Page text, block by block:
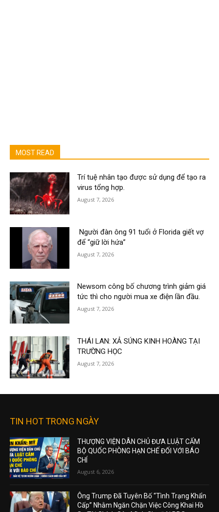
MOST READ
Trí tuệ nhân tạo được sử dụng để tạo ra
virus tổng hợp.
August 7, 2026
Người đàn ông 91 tuổi ở Florida giết vợ
để “giữ lời hứa”
August 7, 2026
Newsom công bố chương trình giảm giá
tức thì cho người mua xe điện lần đầu.
August 7, 2026
THÁI LAN: XẢ SÚNG KINH HOÀNG TẠI
TRƯỜNG HỌC
August 7, 2026
TIN HOT TRONG NGÀY
THƯỢNG VIỆN DÂN CHỦ ĐƯA LUẬT CẤM
BỘ QUỐC PHÒNG HẠN CHẾ ĐỐI VỚI BÁO
CHÍ
August 6, 2026
Ông Trump Đã Tuyên Bố “Tình Trạng Khẩn
Cấp” Nhằm Ngăn Chặn Việc Công Khai Hồ